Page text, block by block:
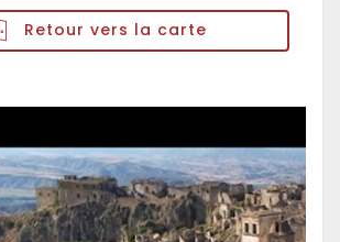
Retour vers la carte